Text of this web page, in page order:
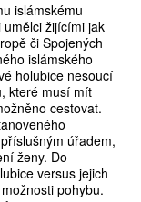
islámskému
žijícími jak
či Spojených
islámského
holubice nesoucí
které musí mít
cestovat.
úřadem,
ženy. Do
versus jejich
pohybu.